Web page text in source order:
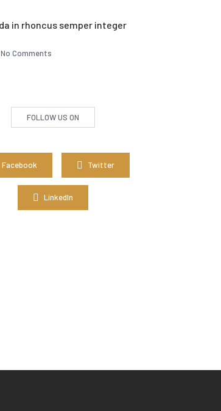
in rhoncus semper integer
No Comments
FOLLOW US ON
Facebook Twitter
LinkedIn